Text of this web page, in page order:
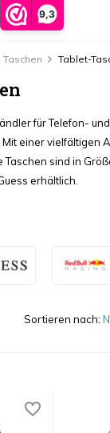
9,3
Taschen Tablet-
für Telefon-
einer vielfältigen
Taschen sind in
erhältlich.
Sortieren nach: